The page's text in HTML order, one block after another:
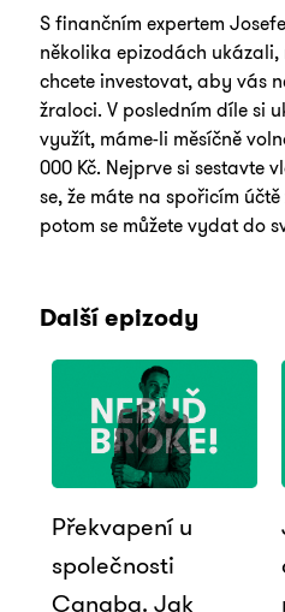
S finančním expertem
několika epizodách
chcete investovat, aby vás
žraloci. V posledním díle si
využít, máme-li měsíčně
000 Kč. Nejprve si sestavte
se, že máte na spořicím
potom se můžete vydat do
Další epizody
Překvapení u
společnosti
Canaba. Jak